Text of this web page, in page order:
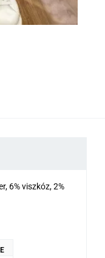
6% viszkóz, 2%
E